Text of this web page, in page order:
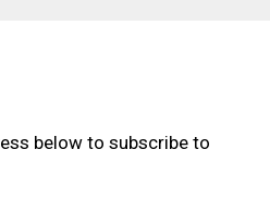
below to subscribe to